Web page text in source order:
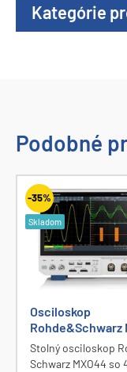
Kategórie
Podobné
-35%
Skladom
Osciloskop
Rohde&Schwarz
Stolný osciloskop
Schwarz MXO44 so